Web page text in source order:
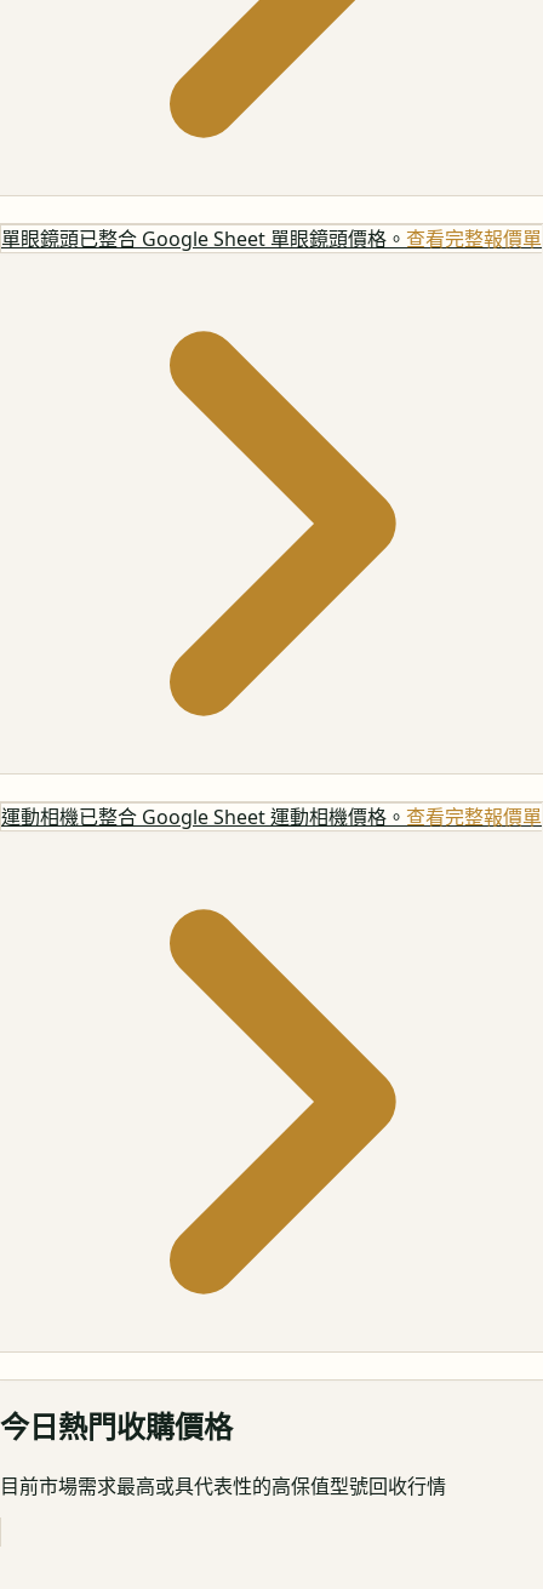
單眼鏡頭已整合 Google Sheet 單眼鏡頭價格。 查看完整報價單
運動相機已整合 Google Sheet 運動相機價格。 查看完整報價單
今日熱門收購價格
目前市場需求最高或具代表性的高保值型號回收行情